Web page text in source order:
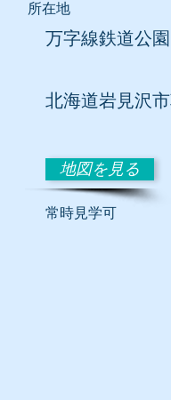
所在地
万字線鉄道公園
北海道岩見沢
地図を見る
常時見学可